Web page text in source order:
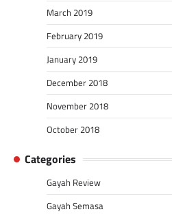
March 2019
February 2019
January 2019
December 2018
November 2018
October 2018
Categories
Gayah Review
Gayah Semasa